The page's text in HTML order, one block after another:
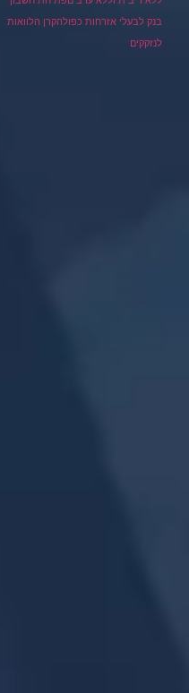
בנק לבעלי אזרחות כפולהקרן הלוואות
לנזקקים